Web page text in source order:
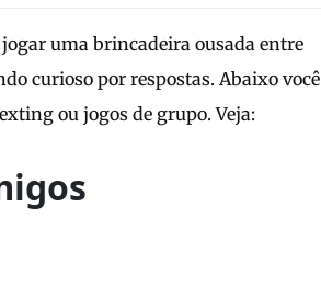
uma brincadeira ousada entre
curioso por respostas. Abaixo você
ou jogos de grupo. Veja: